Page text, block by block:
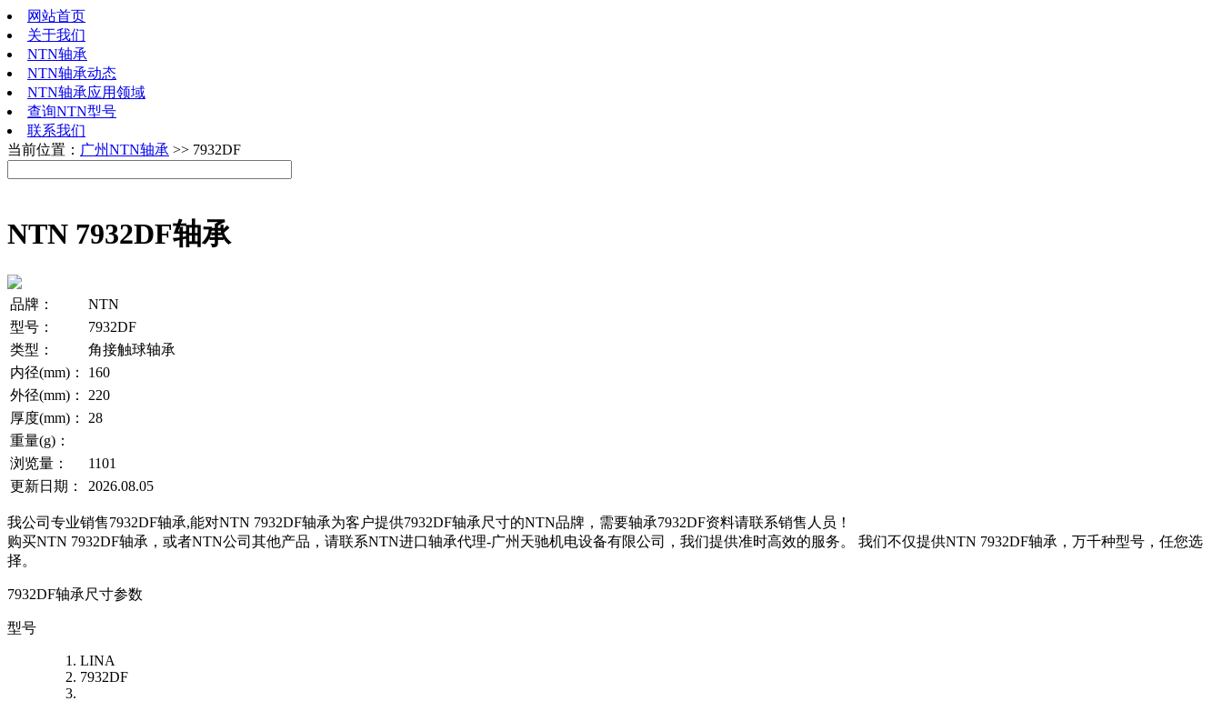
网站首页
关于我们
NTN轴承
NTN轴承动态
NTN轴承应用领域
查询NTN型号
联系我们
当前位置： 广州NTN轴承 >> 7932DF
NTN 7932DF轴承
品牌：
NTN
型号：
7932DF
类型：
角接触球轴承
内径(mm)：
160
外径(mm)：
220
厚度(mm)：
28
重量(g)：
浏览量：
1101
更新日期：
2026.08.05
我公司专业销售7932DF轴承,能对NTN 7932DF轴承为客户提供7932DF轴承尺寸的NTN品牌，需要轴承7932DF资料请联系销售人员！
购买NTN 7932DF轴承，或者NTN公司其他产品，请联系NTN进口轴承代理-广州天驰机电设备有限公司，我们提供准时高效的服务。 我们不仅提供NTN 7932DF轴承，万千种型号，任您选
择。
7932DF轴承尺寸参数
型号
LINA
7932DF